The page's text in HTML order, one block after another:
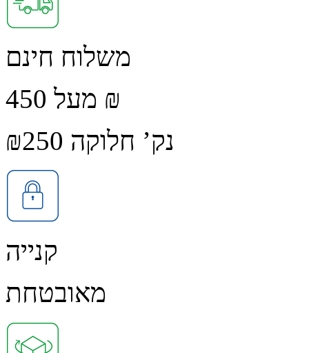
משלוח חינם
מעל 450 ₪
נק’ חלוקה ₪250
קנייה
מאובטחת